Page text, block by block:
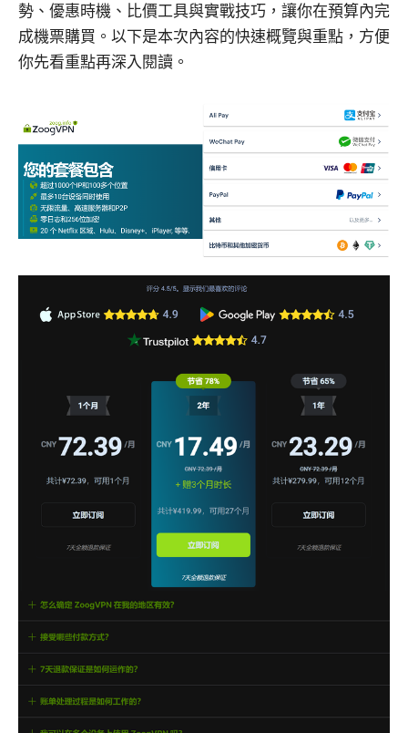
勢、優惠時機、比價工具與實戰技巧，讓你在預算內完
成機票購買。以下是本次內容的快速概覽與重點，方便
你先看重點再深入閱讀。